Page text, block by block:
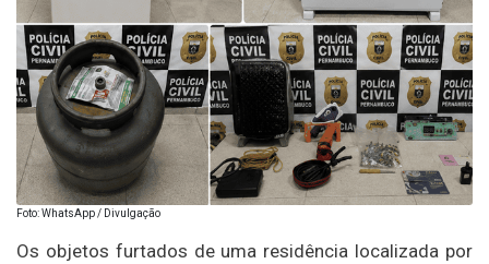
Foto: WhatsApp / Divulgação
Os objetos furtados de uma residência localizada por